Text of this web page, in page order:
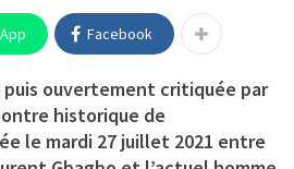
Facebook
puis ouvertement critiquée par
historique de
le mardi 27 juillet 2021 entre